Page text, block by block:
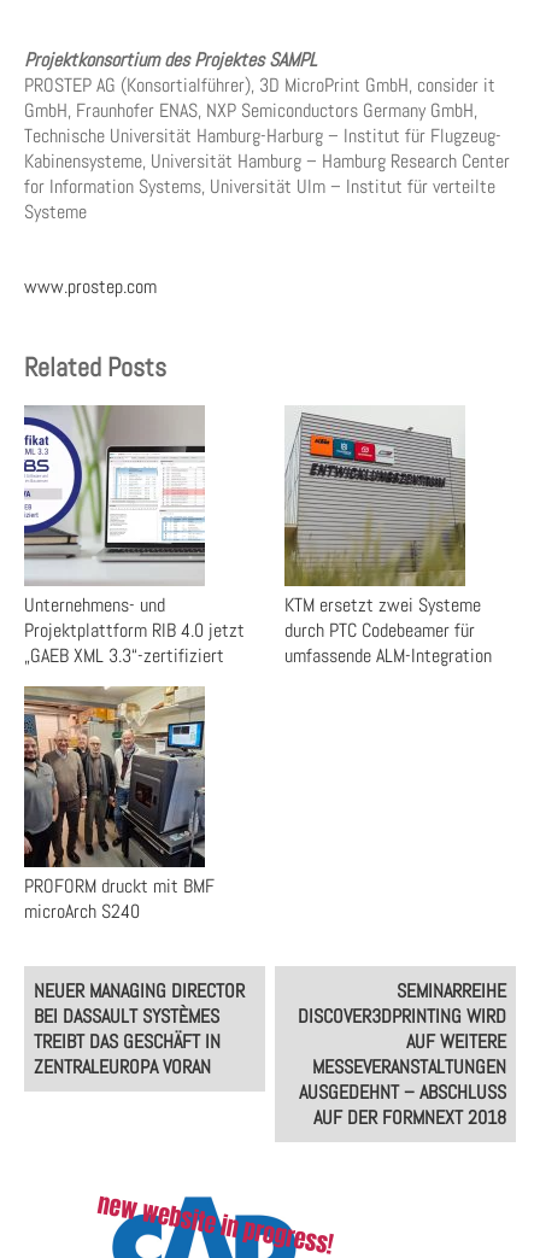
Projektkonsortium des Projektes SAMPL
PROSTEP AG (Konsortialführer), 3D MicroPrint GmbH, consider it
GmbH, Fraunhofer ENAS, NXP Semiconductors Germany GmbH,
Technische Universität Hamburg-Harburg – Institut für Flugzeug-
Kabinensysteme, Universität Hamburg – Hamburg Research Center
for Information Systems, Universität Ulm – Institut für verteilte
Systeme
www.prostep.com
Related Posts
Unternehmens- und
Projektplattform RIB 4.0 jetzt
„GAEB XML 3.3“-zertifiziert
KTM ersetzt zwei Systeme
durch PTC Codebeamer für
umfassende ALM-Integration
PROFORM druckt mit BMF
microArch S240
Post
navigation
NEUER MANAGING DIRECTOR
BEI DASSAULT SYSTÈMES
TREIBT DAS GESCHÄFT IN
ZENTRALEUROPA VORAN
SEMINARREIHE
DISCOVER3DPRINTING WIRD
AUF WEITERE
MESSEVERANSTALTUNGEN
AUSGEDEHNT – ABSCHLUSS
AUF DER FORMNEXT 2018